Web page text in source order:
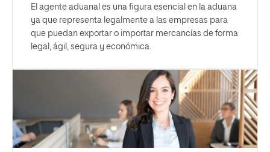
El agente aduanal es una figura esencial en la aduana
ya que representa legalmente a las empresas para
que puedan exportar o importar mercancías de forma
legal, ágil, segura y económica.